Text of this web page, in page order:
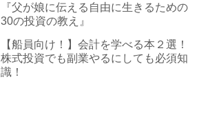
『父が娘に伝える自由に生きるための
30の投資の教え』
【船員向け！】会計を学べる本２選！
株式投資でも副業やるにしても必須知
識！